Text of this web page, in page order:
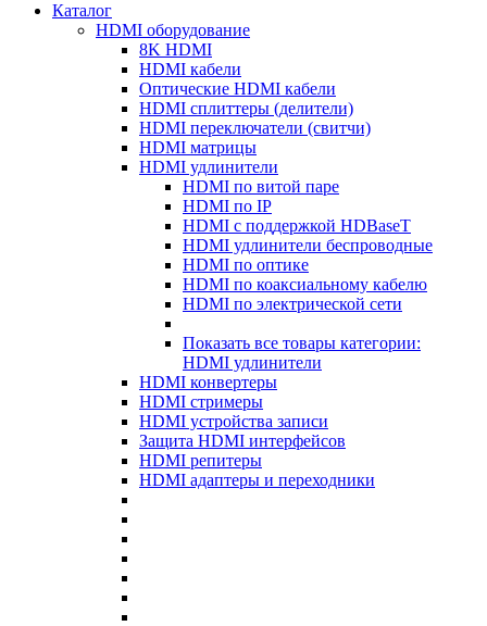
Каталог
HDMI оборудование
8K HDMI
HDMI кабели
Оптические HDMI кабели
HDMI сплиттеры (делители)
HDMI переключатели (свитчи)
HDMI матрицы
HDMI удлинители
HDMI по витой паре
HDMI по IP
HDMI с поддержкой HDBaseT
HDMI удлинители беспроводные
HDMI по оптике
HDMI по коаксиальному кабелю
HDMI по электрической сети
Показать все товары категории:
HDMI удлинители
HDMI конвертеры
HDMI стримеры
HDMI устройства записи
Защита HDMI интерфейсов
HDMI репитеры
HDMI адаптеры и переходники